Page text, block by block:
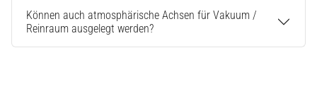
Können auch atmosphärische Achsen für Vakuum /
Reinraum ausgelegt werden?